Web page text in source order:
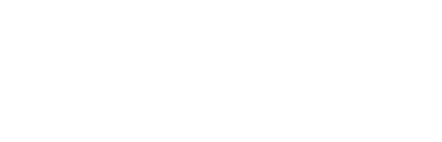
un article complet sur